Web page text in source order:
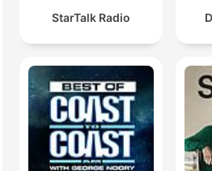
StarTalk Radio